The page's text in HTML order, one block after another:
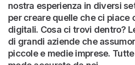
nostra esperienza in diversi
per creare quelle che ci piace
digitali. Cosa ci trovi dentro?
di grandi aziende che
piccole e medie imprese.